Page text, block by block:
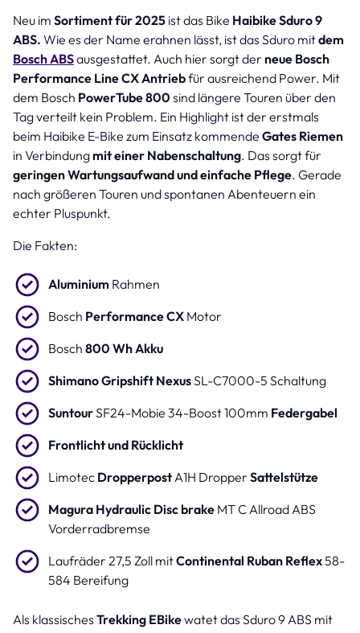
Neu im Sortiment für 2025 ist das Bike Haibike Sduro 9
ABS. Wie es der Name erahnen lässt, ist das Sduro mitdem
Bosch ABSausgestattet. Auch hier sorgt der neue Bosch
Performance Line CX Antriebfür ausreichend Power. Mit
dem Bosch PowerTube 800 sind längere Touren über den
Tag verteilt kein Problem. Ein Highlight ist der erstmals
beim Haibike E-Bike zum Einsatz kommende Gates Riemen
in Verbindung mit einer Nabenschaltung. Das sorgt für
geringen Wartungsaufwand und einfache Pflege. Gerade
nach größeren Touren und spontanen Abenteuern ein
echter Pluspunkt.
Die Fakten:
Aluminium Rahmen
Bosch Performance CX Motor
Bosch 800 Wh Akku
Shimano Gripshift NexusSL-C7000-5 Schaltung
SuntourSF24-Mobie 34-Boost 100mm Federgabel
Frontlicht und Rücklicht
Limotec DropperpostA1H Dropper Sattelstütze
Magura Hydraulic Disc brake MT C Allroad ABS
Vorderradbremse
Laufräder 27,5 Zoll mitContinental Ruban Reflex58-
584 Bereifung
Als klassisches Trekking EBikewatet das Sduro 9 ABS mit